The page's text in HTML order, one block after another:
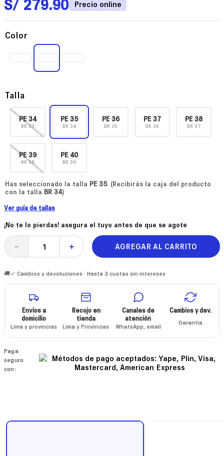
S/ 279.90
Talla
PE34
BR33
PE35
BR 34
PE36
BR 35
PE37
BR 36
PE38
BR 37
PE39
BR38
PE 40
BR 39
Has seleccionado la talla PE 35. (Recibirás la caja del producto
con la talla BR 34)
Color
Ver guía de tallas
¡No te lo pierdas! asegura el tuyo antes de que se agote
＋
－ AGREGAR AL CARRITO
🚚✓ Cambios y devoluciones · Hasta 3 cuotas sin intereses
Envíos a
domicilio
Lima y provincias
Recojo en
tienda
Lima y Provincias
Canales de
atención
WhatsApp, email
Cambios y dev.
Garantía
Paga
seguro
con: